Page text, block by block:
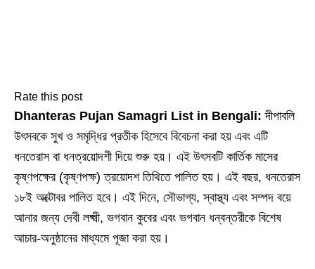
Rate this post
Dhanteras Pujan Samagri List in Bengali: দীপাবলি
উৎসবকে সুখ ও সমৃদ্ধির প্রতীক হিসেবে বিবেচনা করা হয় এবং এটি
ধনতেরাস বা ধনত্রয়োদশী দিয়ে শুরু হয়। এই উৎসবটি কার্তিক মাসের
কৃষ্ণপক্ষের (কৃষ্ণপক্ষ) ত্রয়োদশ তিথিতে পালিত হয়। এই বছর, ধনতেরাস
১৮ই অক্টোবর পালিত হবে। এই দিনে, সৌভাগ্য, স্বাস্থ্য এবং সম্পদ বয়ে
আনার জন্য দেবী লক্ষ্মী, ভগবান কুবের এবং ভগবান ধন্বন্তরীকে বিশেষ
আচার-অনুষ্ঠানের মাধ্যমে পূজা করা হয়।